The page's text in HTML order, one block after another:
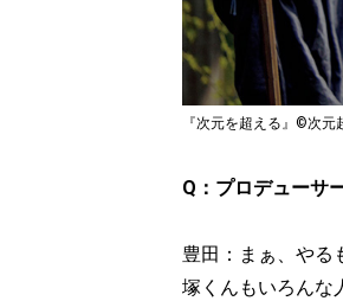
『次元を超える』©次元
Q：プロデューサ
豊田：まぁ、やる
塚くんもいろんな